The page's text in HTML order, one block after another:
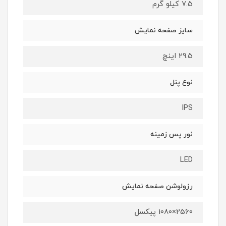
7.5 کیلو گرم
سایز صفحه نمایش
29.5 اینچ
نوع پنل
IPS
نور پس زمینه
LED
رزولوشن صفحه نمایش
2560×1080 پیکسل